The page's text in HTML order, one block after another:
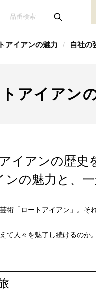
アイアンの魅力 / 自社の
アイアン
イアンの歴史
の魅力と、
術「ロートアイアン」。
て人々を魅了し続けるのか